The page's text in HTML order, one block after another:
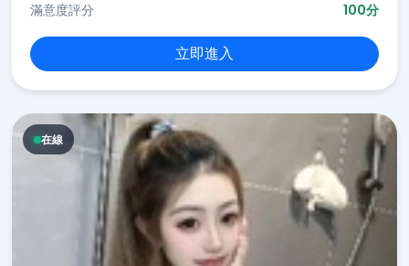
滿意度評分
100分
立即進入
在線